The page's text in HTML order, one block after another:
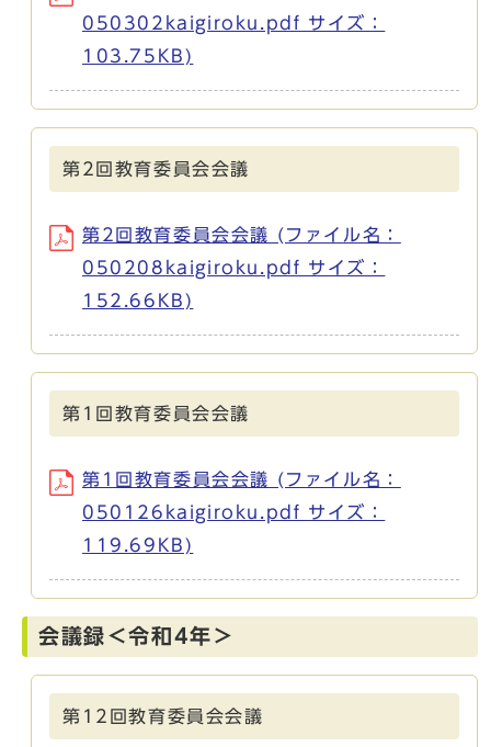
050302kaigiroku.pdf サイズ：
103.75KB)
第2回教育委員会会議
第2回教育委員会会議 (ファイル名：
050208kaigiroku.pdf サイズ：
152.66KB)
第1回教育委員会会議
第1回教育委員会会議 (ファイル名：
050126kaigiroku.pdf サイズ：
119.69KB)
会議録＜令和4年＞
第12回教育委員会会議